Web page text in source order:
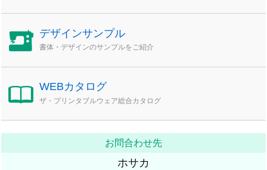
デザインサンプル
書体・デザインのサンプルをご紹介
WEBカタログ
ザ・プリンタブルウェア総合カタログ
お問合わせ先
ホサカ